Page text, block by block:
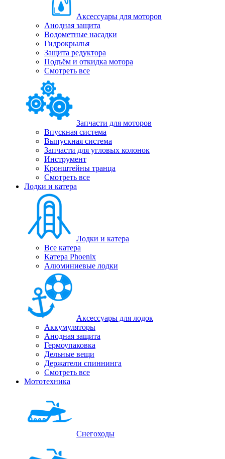
Аксессуары для моторов
Анодная защита
Водометные насадки
Гидрокрылья
Защита редуктора
Подъём и откидка мотора
Смотреть все
Запчасти для моторов
Впускная система
Выпускная система
Запчасти для угловых колонок
Инструмент
Кронштейны транца
Смотреть все
Лодки и катера
Лодки и катера
Все катера
Катера Phoenix
Алюминиевые лодки
Аксессуары для лодок
Аккумуляторы
Анодная защита
Гермоупаковка
Дельные вещи
Держатели спиннинга
Смотреть все
Мототехника
Снегоходы